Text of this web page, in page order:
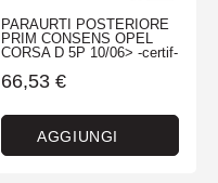
PARAURTI POSTERIORE
PRIM CONSENS OPEL
CORSA D 5P 10/06> -certif-
66,53 €
AGGIUNGI